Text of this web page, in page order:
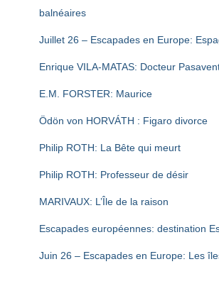
balnéaires
Juillet 26 – Escapades en Europe:
Enrique VILA-MATAS: Docteur
E.M. FORSTER: Maurice
Ödön von HORVÁTH : Figaro divorce
Philip ROTH: La Bête qui meurt
Philip ROTH: Professeur de désir
MARIVAUX: L’Île de la raison
Escapades européennes: destination
Juin 26 – Escapades en Europe: Les